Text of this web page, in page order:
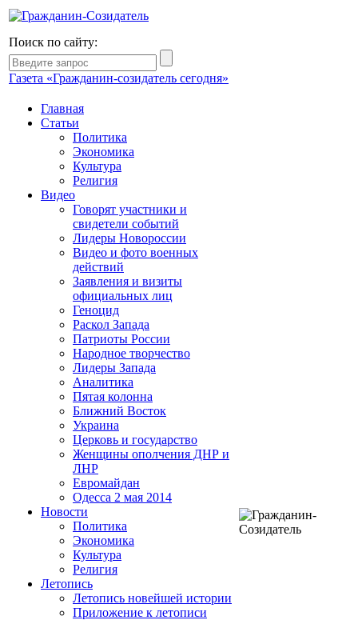
Поиск по сайту:
Газета «Гражданин-созидатель сегодня»
Главная
Статьи
Политика
Экономика
Культура
Религия
Видео
Говорят участники и
свидетели событий
Лидеры Новороссии
Видео и фото военных
действий
Заявления и визиты
официальных лиц
Геноцид
Раскол Запада
Патриоты России
Народное творчество
Лидеры Запада
Аналитика
Пятая колонна
Ближний Восток
Украина
Церковь и государство
Женщины ополчения ДНР и
ЛНР
Евромайдан
Одесса 2 мая 2014
Новости
Политика
Экономика
Культура
Религия
Летопись
Летопись новейшей истории
Приложение к летописи